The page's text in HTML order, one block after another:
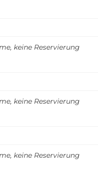
keine Reservierung
keine Reservierung
keine Reservierung